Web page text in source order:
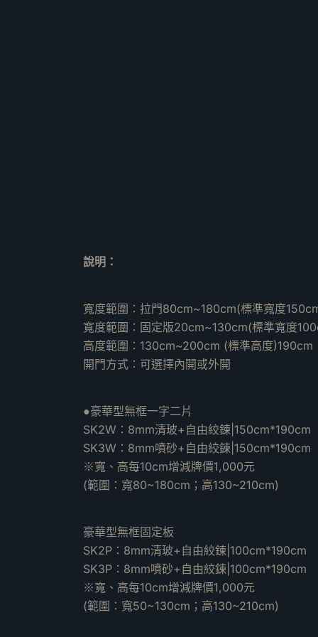
說明：
寬度範圍：拉門80cm~180cm(標準寬度
寬度範圍：固定版20cm~130cm(標準寬度
高度範圍：130cm~200cm (標準高度)190cm
開門方式：可選擇內開或外開
●豪華型無框一字二片
SK2W：8mm清玻+自由絞鍊|150cm*190cm
SK3W：8mm噴砂+自由絞鍊|150cm*190cm
※寬、高每10cm增減牌價1,000元
(範圍：寬80~180cm；高130~210cm)
豪華型無框固定板
SK2P：8mm清玻+自由絞鍊|100cm*190cm
SK3P：8mm噴砂+自由絞鍊|100cm*190cm
※寬、高每10cm增減牌價1,000元
(範圍：寬50~130cm；高130~210cm)